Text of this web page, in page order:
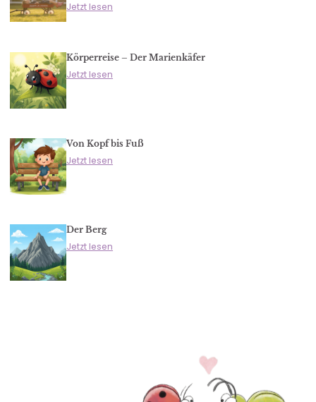
Jetzt lesen
Körperreise – Der Marienkäfer
Jetzt lesen
Von Kopf bis Fuß
Jetzt lesen
Der Berg
Jetzt lesen